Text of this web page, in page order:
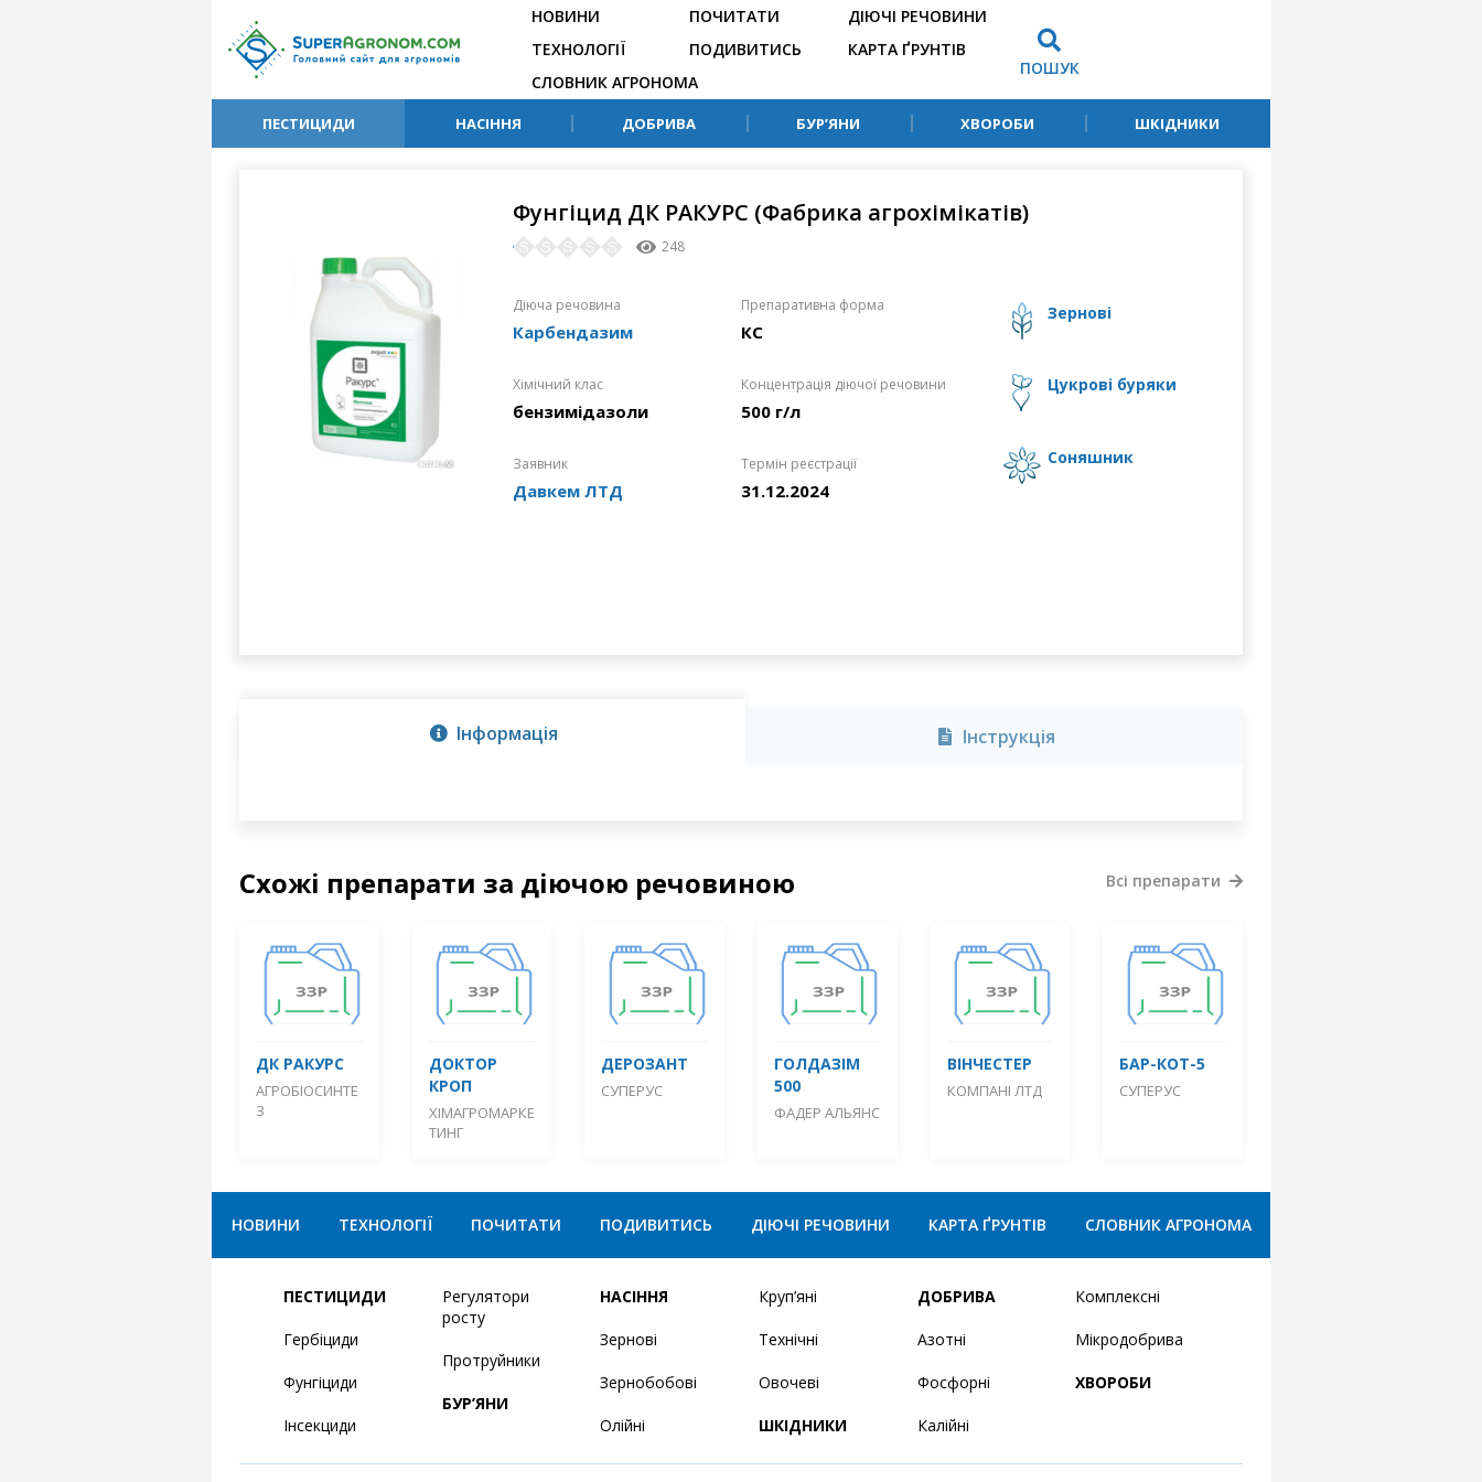
НОВИНИ
ТЕХНОЛОГІЇ
ПОЧИТАТИ
ПОДИВИТИСЬ
ДІЮЧІ РЕЧОВИНИ
КАРТА ҐРУНТІВ
СЛОВНИК АГРОНОМА
ПОШУК
ПЕСТИЦИДИ НАСІННЯ ДОБРИВА БУР’ЯНИ ХВОРОБИ ШКІДНИКИ
Фунгіцид ДК РАКУРС (Фабрика агрохімікатів)
248
Діюча речовина
Карбендазим
Препаративна форма
КС
Хімічний клас
бензимідазоли
Концентрація діючої речовини
500 г/л
Заявник
Давкем ЛТД
Термін реєстрації
31.12.2024
зернові
цукрові буряки
соняшник
Інформація Інструкція
Схожі препарати за діючою речовиною
ДК РАКУРС
АГРОБІОСИНТЕ
З
ДОКТОР
КРОП
ХІМАГРОМАРКЕ
ТИНГ
ДЕРОЗАНТ
СУПЕРУС
ГОЛДАЗІМ
500
ФАДЕР АЛЬЯНС
ВІНЧЕСТЕР
КОМПАНІ ЛТД
БАР-КОТ-5
СУПЕРУС
Всі препарати
НОВИНИ ТЕХНОЛОГІЇ ПОЧИТАТИ ПОДИВИТИСЬ ДІЮЧІ РЕЧОВИНИ КАРТА ҐРУНТІВ СЛОВНИК АГРОНОМА
ПЕСТИЦИДИ
Гербіциди
Фунгіциди
Інсекциди
Регулятори
росту
Протруйники
БУР’ЯНИ
НАСІННЯ
Зернові
Зернобобові
Олійні
Круп’яні
Технічні
Овочеві
ШКІДНИКИ
ДОБРИВА
Азотні
Фосфорні
Калійні
Комплексні
Мікродобрива
ХВОРОБИ